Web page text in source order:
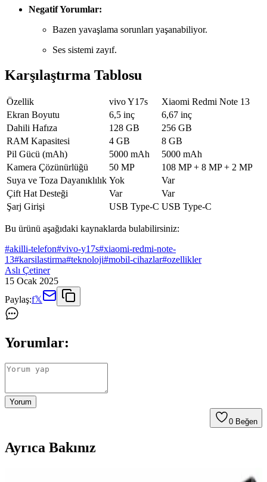
Negatif Yorumlar:
Bazen yavaşlama sorunları yaşanabiliyor.
Ses sistemi zayıf.
Karşılaştırma Tablosu
Özellik vivo Y17s
Xiaomi Redmi Note 13
Ekran Boyutu
6,5 inç
6,67 inç
Dahili Hafıza
128 GB
256 GB
RAM Kapasitesi
4 GB
8 GB
Pil Gücü (mAh)
5000 mAh
5000 mAh
Kamera Çözünürlüğü
50 MP
108 MP + 8 MP + 2 MP
Suya ve Toza Dayanıklılık Yok
Var
Çift Hat Desteği
Var
Var
Şarj Girişi
USB Type-C USB Type-C
Bu ürünü aşağıdaki kaynaklarda bulabilirsiniz:
#akilli-telefon#vivo-y17s#xiaomi-redmi-note-
13#karsilastirma#teknoloji#mobil-cihazlar#ozellikler
Aslı Çetiner
15 Ocak 2025
Paylaş:f𝕏
Yorumlar:
Yorum
0 Beğen
Ayrıca Bakınız